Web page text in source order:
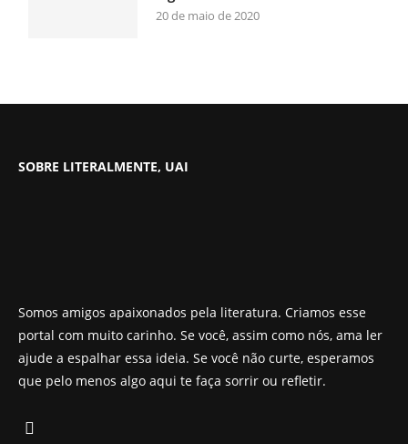
20 de maio de 2020
SOBRE LITERALMENTE, UAI
Somos amigos apaixonados pela literatura. Criamos esse
portal com muito carinho. Se você, assim como nós, ama ler
ajude a espalhar essa ideia. Se você não curte, esperamos
que pelo menos algo aqui te faça sorrir ou refletir.